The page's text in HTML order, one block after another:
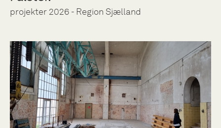
projekter 2026 - Region Sjælland